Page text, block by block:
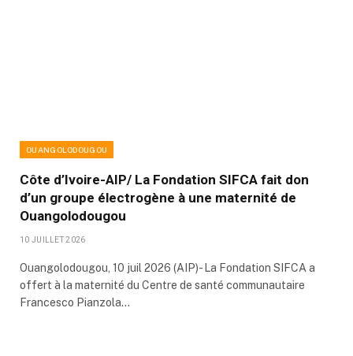
OUANGOLODOUGOU
Côte d’Ivoire-AIP/ La Fondation SIFCA fait don
d’un groupe électrogène à une maternité de
Ouangolodougou
10 JUILLET 2026
Ouangolodougou, 10 juil 2026 (AIP)- La Fondation SIFCA a
offert à la maternité du Centre de santé communautaire
Francesco Pianzola…